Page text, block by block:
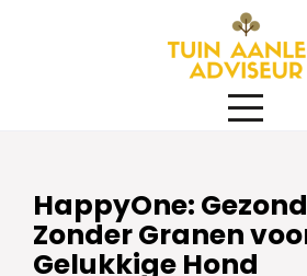
HappyOne:
Zonder Granen
Gelukkige Hond